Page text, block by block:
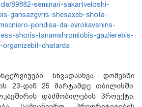
89882-seminari-sakartveloshi-
gansazgvris-shesaxeb-shota-
pondisa-da-evrokavshiris-
shoris-tanamshromlobis-gazlierebis-
chatarda
სხვადასხვა დომენში
23-დან 25 მარტამდე თბილისში.
დაძმობილების პროექტი,